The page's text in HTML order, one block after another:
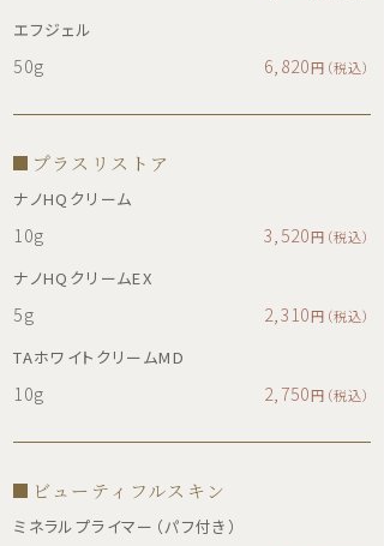
エフジェル
50g 6,820円（税込）
プラスリストア
ナノHQクリーム
10g 3,520円（税込）
ナノHQクリームEX
5g 2,310円（税込）
TAホワイトクリームMD
10g 2,750円（税込）
ビューティフルスキン
ミネラルプライマー（パフ付き）